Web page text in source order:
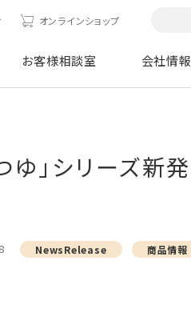
オンラインショップ
お客様相談室 会社情報
ゆ」シリーズ新発
NewsRelease 商品情報